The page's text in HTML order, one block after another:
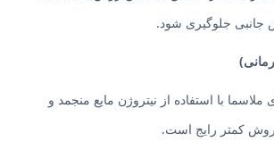
جانبی جلوگیری شود.
با استفاده از نیتروژن مایع منجمد و
کمتر رایج است.